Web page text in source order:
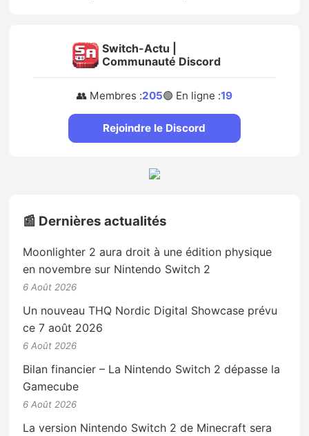
Switch-Actu |
Communauté Discord
👥 Membres :205🟢 En ligne :19
Rejoindre le Discord
📰 Dernières actualités
Moonlighter 2 aura droit à une édition physique
en novembre sur Nintendo Switch 2
6 Août 2026
Un nouveau THQ Nordic Digital Showcase prévu
ce 7 août 2026
6 Août 2026
Bilan financier – La Nintendo Switch 2 dépasse la
Gamecube
6 Août 2026
La version Nintendo Switch 2 de Minecraft sera